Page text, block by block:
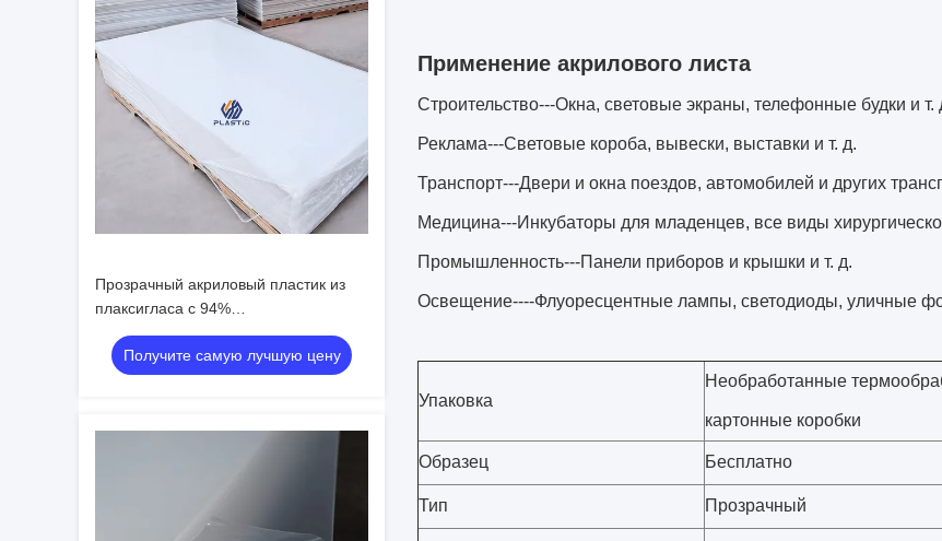
Прозрачный акриловый пластик из
плаксигласа с 94%
светопроницаемостью, устойчивым к
ударам и настраиваемым логотипом
Получите самую лучшую цену
Применение акрилового листа
Строительство---Окна, световые экраны, телефонные будки и т.
Реклама---Световые короба, вывески, выставки и т. д.
Транспорт---Двери и окна поездов, автомобилей и других
Медицина---Инкубаторы для младенцев, все виды
Промышленность---Панели приборов и крышки и т. д.
Освещение----Флуоресцентные лампы, светодиоды, уличные
Упаковка
Необработанные
картонные коробки
Образец Бесплатно
Тип Прозрачный